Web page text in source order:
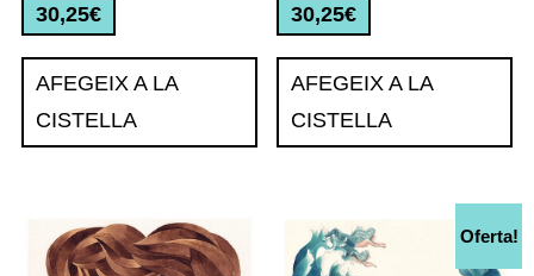
30,25€
AFEGEIX A LA
CISTELLA
30,25€
AFEGEIX A LA
CISTELLA
Oferta!